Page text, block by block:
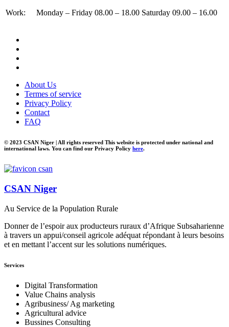
Work: Monday – Friday 08.00 – 18.00 Saturday 09.00 – 16.00
About Us
Termes of service
Privacy Policy
Contact
FAQ
© 2023 CSAN Niger | All rights reserved This website is protected under national and
international laws. You can find our Privacy Policy here.
CSAN Niger
Au Service de la Population Rurale
Donner de l’espoir aux producteurs ruraux d’Afrique Subsaharienne
à travers un appui/conseil agricole adéquat répondant à leurs besoins
et en mettant l’accent sur les solutions numériques.
Services
Digital Transformation
Value Chains analysis
Agribusiness/ Ag marketing
Agricultural advice
Bussines Consulting